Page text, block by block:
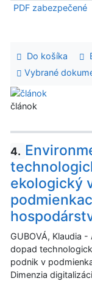
PDF zabezpečené
Do košíka
Vybrané
článok
4.
ekologický
GUBOVÁ, Klaudia -
dopad
podnik v
Dimenzia